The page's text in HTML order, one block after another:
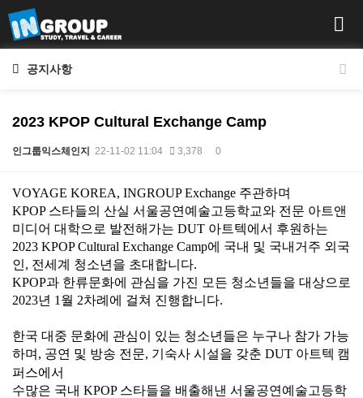
공지사항
2023 KPOP Cultural Exchange Camp
인그룹익스체인지 22-11-02 11:04 3,378 0
본문
VOYAGE KOREA, INGROUP Exchange 주관하며
KPOP스타들의 산실 서울공연 예술고등학교와 전문 아트앤
미디어 대학으로 발전해가는 DUT 아트텍에서 후원하는
2023 KPOP Cultural Exchange Camp에 국내 및 국내거주 외국
인, 전세계 청소년을 초대합니다.
KPOP과 한류문화에 관심을 가진 모든 청소년들을 대상으로
2023년 1월 2차례에 걸쳐 진행합니다.
한국 대중 문화에 관심이 있는 청소년들은 누구나 참가 가능
하며 , 공연 및 방송 전문, 기숙사 시설을 갖춘 DUT 아트텍 캠
퍼스에서
수많은 국내 KPOP 스타들을 배출해낸 서울공연예술고등학